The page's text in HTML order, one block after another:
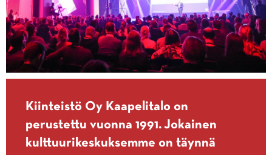
Kiinteistö Oy Kaapelitalo on
perustettu vuonna 1991. Jokainen
kulttuurikeskuksemme on täynnä